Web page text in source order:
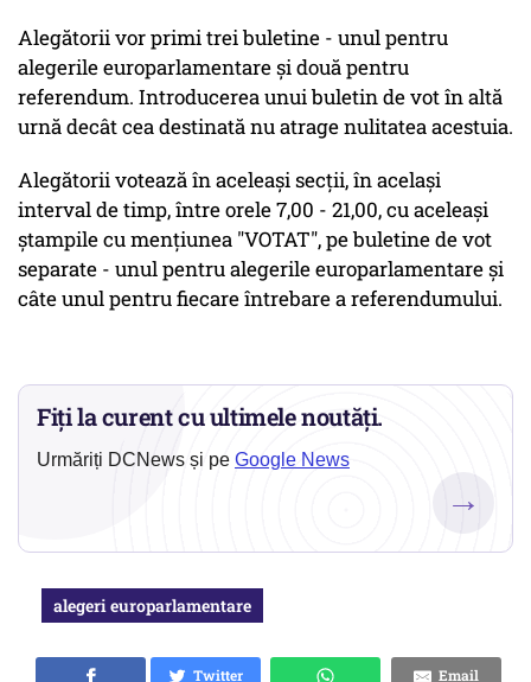
Alegătorii vor primi trei buletine - unul pentru
alegerile europarlamentare şi două pentru
referendum. Introducerea unui buletin de vot în altă
urnă decât cea destinată nu atrage nulitatea acestuia.
Alegătorii votează în aceleaşi secţii, în acelaşi
interval de timp, între orele 7,00 - 21,00, cu aceleaşi
ştampile cu menţiunea "VOTAT", pe buletine de vot
separate - unul pentru alegerile europarlamentare şi
câte unul pentru fiecare întrebare a referendumului.
Fiți la curent cu ultimele noutăți.
Urmăriți DCNews și pe Google News
→
alegeri europarlamentare
Twitter
Email